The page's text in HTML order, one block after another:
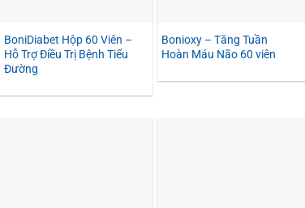
BoniDiabet Hộp 60 Viên –
Hỗ Trợ Điều Trị Bệnh Tiểu
Đường
Bonioxy – Tăng Tuần
Hoàn Máu Não 60 viên